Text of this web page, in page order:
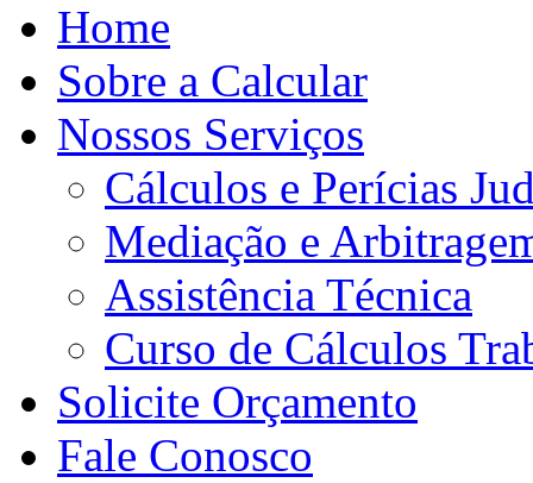
Home
Sobre a Calcular
Nossos Serviços
Cálculos e Perícias
Mediação e
Assistência Técnica
Curso de Cálculos
Solicite Orçamento
Fale Conosco